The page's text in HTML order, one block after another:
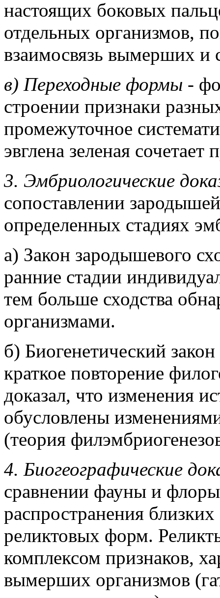
настоящих боковых
отдельных организмов,
взаимосвязь вымерших
в) Переходные формы -
строении признаки
промежуточное
эвглена зеленая
3. Эмбриологические
сопоставлении
определенных стадиях
а) Закон зародышевого
ранние стадии
тем больше сходства
организмами.
б) Биогенетический
краткое повторение
доказал, что изменения
обусловлены
(теория
4. Биогеографические
сравнении фауны и
распространения
реликтовых форм.
комплексом признаков,
вымерших организмов